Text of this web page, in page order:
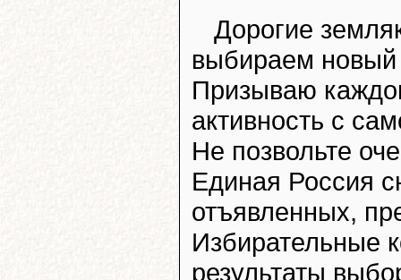
Дорогие
выбираем новый
Призываю
активность с
Не позвольте
Единая Россия
отъявленных,
Избирательные
результаты